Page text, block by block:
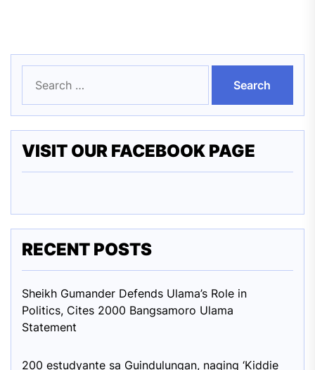
for:
VISIT OUR FACEBOOK PAGE
RECENT POSTS
Sheikh Gumander Defends Ulama’s Role in
Politics, Cites 2000 Bangsamoro Ulama
Statement
200 estudyante sa Guindulungan, naging ‘Kiddie